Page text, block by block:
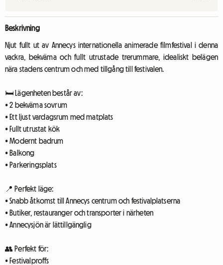
Beskrivning
Njut fullt ut av Annecys internationella animerade filmfestival i denna
vackra, bekväma och fullt utrustade trerummare, idealiskt belägen
nära stadens centrum och med tillgång till festivalen.
🛏️ Lägenheten består av:
• 2 bekväma sovrum
• Ett ljust vardagsrum med matplats
• Fullt utrustat kök
• Modernt badrum
• Balkong
• Parkeringsplats
📍 Perfekt läge:
• Snabb åtkomst till Annecys centrum och festivalplatserna
• Butiker, restauranger och transporter i närheten
• Annecysjön är lättillgänglig
👥 Perfekt för:
• Festivalproffs